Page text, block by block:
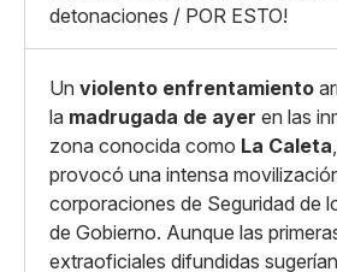
detonaciones / POR ESTO!
Un violento enfrentamiento
la madrugada de ayer en las
zona conocida como La Caleta
provocó una intensa
corporaciones de Seguridad de
de Gobierno. Aunque las
extraoficiales difundidas